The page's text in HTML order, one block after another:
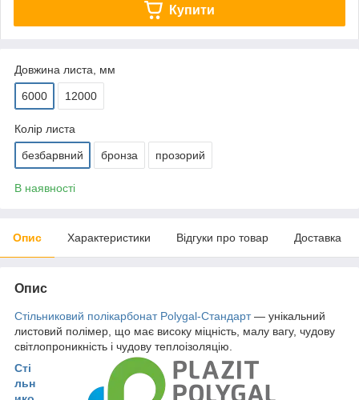
Купити
Довжина листа, мм
6000 12000
Колір листа
безбарвний бронза прозорий
В наявності
Опис Характеристики Відгуки про товар Доставка
Опис
Стільниковий полікарбонат Polygal-Стандарт— унікальний
листовий полімер, що має високу міцність, малу вагу, чудову
світлопроникність і чудову теплоізоляцію.
Сті
льн